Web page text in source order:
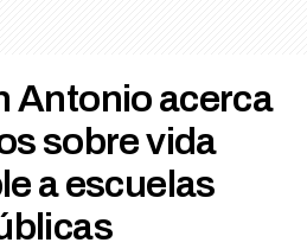
Antonio acerca
sobre vida
a escuelas